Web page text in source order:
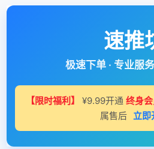
速推
极速下单 · 专业服
【限时福利】 ¥9.99开通 终身
属售后 立即